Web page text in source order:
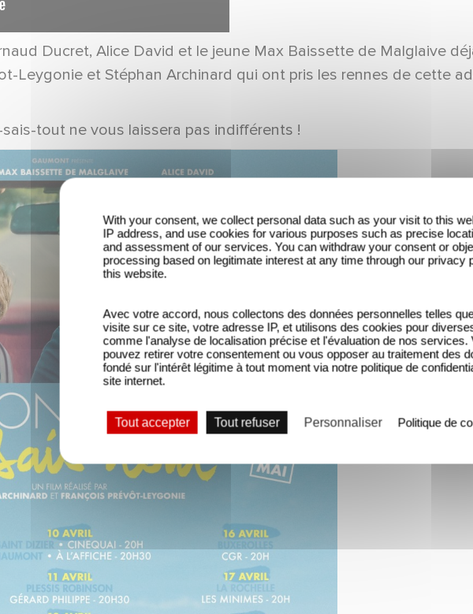
Ducret, Alice David et le jeune Max Baissette de Malglaive
Leygonie et Stéphan Archinard qui ont pris les rennes de cette
tout ne vous laissera pas indifférents !
With your consent, we collect personal data such as your visit to this
IP address, and use cookies for various purposes such as precise
and assessment of our services. You can withdraw your consent or
processing based on legitimate interest at any time through our privacy
this website.
Avec votre accord, nous collectons des données personnelles telles
visite sur ce site, votre adresse IP, et utilisons des cookies pour
comme l'analyse de localisation précise et l'évaluation de nos services.
pouvez retirer votre consentement ou vous opposer au traitement des
fondé sur l'intérêt légitime à tout moment via notre politique de
site internet.
Tout accepter Tout refuser Personnaliser Politique de